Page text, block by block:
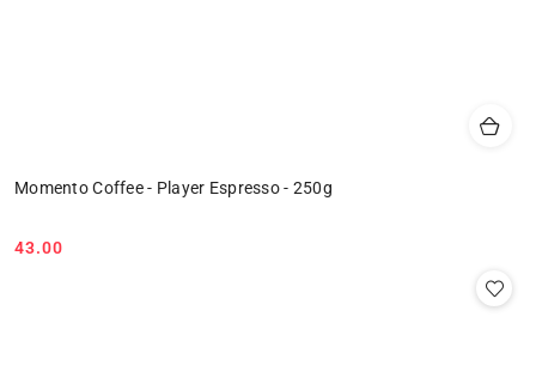
Momento Coffee - Player Espresso - 250g
Cena:
43.00